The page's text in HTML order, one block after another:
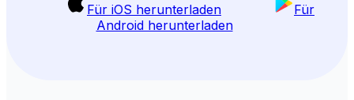
Für iOS herunterladen
Für
Android herunterladen